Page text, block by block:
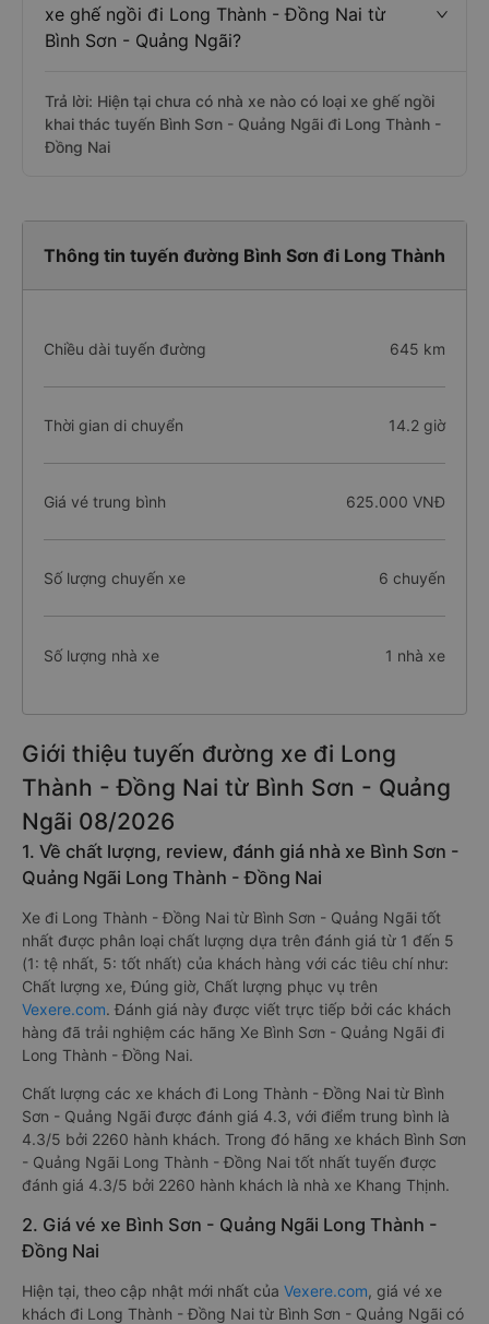
xe ghế ngồi đi Long Thành - Đồng Nai từ
Bình Sơn - Quảng Ngãi?
Trả lời: Hiện tại chưa có nhà xe nào có loại xe ghế ngồi
khai thác tuyến Bình Sơn - Quảng Ngãi đi Long Thành -
Đồng Nai
Thông tin tuyến đường Bình Sơn đi Long Thành
Chiều dài tuyến đường 645 km
Thời gian di chuyển 14.2 giờ
Giá vé trung bình 625.000 VNĐ
Số lượng chuyến xe 6 chuyến
Số lượng nhà xe 1 nhà xe
Giới thiệu tuyến đường xe đi Long
Thành - Đồng Nai từ Bình Sơn - Quảng
Ngãi 08/2026
1. Về chất lượng, review, đánh giá nhà xe Bình Sơn -
Quảng Ngãi Long Thành - Đồng Nai
Xe đi Long Thành - Đồng Nai từ Bình Sơn - Quảng Ngãi tốt
nhất được phân loại chất lượng dựa trên đánh giá từ 1 đến 5
(1: tệ nhất, 5: tốt nhất) của khách hàng với các tiêu chí như:
Chất lượng xe, Đúng giờ, Chất lượng phục vụ trên
Vexere.com. Đánh giá này được viết trực tiếp bởi các khách
hàng đã trải nghiệm các hãng Xe Bình Sơn - Quảng Ngãi đi
Long Thành - Đồng Nai.
Chất lượng các xe khách đi Long Thành - Đồng Nai từ Bình
Sơn - Quảng Ngãi được đánh giá 4.3, với điểm trung bình là
4.3/5 bởi 2260 hành khách. Trong đó hãng xe khách Bình Sơn
- Quảng Ngãi Long Thành - Đồng Nai tốt nhất tuyến được
đánh giá 4.3/5 bởi 2260 hành khách là nhà xe Khang Thịnh.
2. Giá vé xe Bình Sơn - Quảng Ngãi Long Thành -
Đồng Nai
Hiện tại, theo cập nhật mới nhất của Vexere.com, giá vé xe
khách đi Long Thành - Đồng Nai từ Bình Sơn - Quảng Ngãi có